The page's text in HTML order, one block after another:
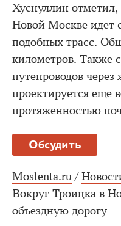
Хуснуллин
Новой Москве идет
подобных трасс.
километров. Также
путепроводов
проектируется еще
протяженностью
Обсудить
Moslenta.ru /
Вокруг Троицка в
объездную дорогу